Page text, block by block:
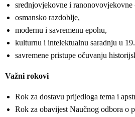
srednjovjekovne i ranonovovjekovne
osmansko razdoblje,
modernu i savremenu epohu,
kulturnu i intelektualnu saradnju u
savremene pristupe očuvanju
Važni rokovi
Rok za dostavu prijedloga tema i
Rok za obavijest Naučnog odbora o